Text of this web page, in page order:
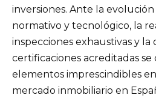
inversiones. Ante la
normativo y tecnológico, la
inspecciones exhaustivas y
certificaciones acreditadas se
elementos imprescindibles
mercado inmobiliario en